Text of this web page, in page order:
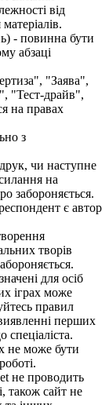
від
- повинна бути
абзаці
"Заява",
"Тест-драйв",
на правах
з
чи наступне
на
забороняється.
є автор
творів
для осіб
іграх може
правил
перших
спеціаліста.
не може бути
не проводить
також сайт не